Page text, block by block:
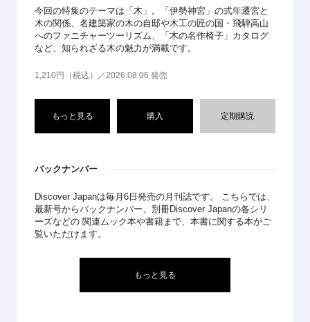
今回の特集のテーマは「木」。「伊勢神宮」の式年遷宮と
木の関係、名建築家の木の自邸や木工の匠の国・飛騨高山
へのファニチャーツーリズム、「木の名作椅子」カタログ
など、知られざる木の魅力が満載です。
1,210円（税込）／2026.08.06 発売
もっと見る 購入 定期購読
バックナンバー
Discover Japanは毎月6日発売の月刊誌です。 こちらでは、
最新号からバックナンバー、別冊Discover Japanの各シリ
ーズなどの 関連ムック本や書籍まで、本書に関する本がご
覧いただけます。
もっと見る